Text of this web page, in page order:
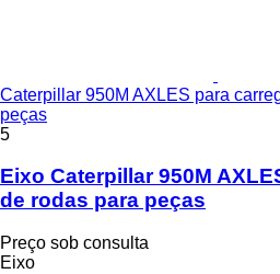
Caterpillar 950M AXLES para
peças
5
Eixo Caterpillar 950M
de rodas para peças
Preço sob consulta
Eixo